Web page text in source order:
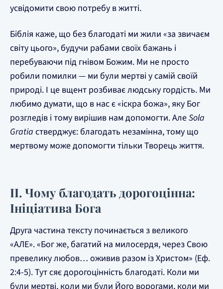
усвідомити свою потребу в житті.
Біблія каже, що без благодаті ми жили «за звичаєм
світу цього», будучи рабами своїх бажань і
перебуваючи під гнівом Божим. Ми не просто
робили помилки — ми були мертві у самій своїй
природі. І це вщент розбиває людську гордість. Ми
любимо думати, що в нас є «іскра божа», яку Бог
розгледів і тому вирішив нам допомогти. АлеSola
Gratia стверджує: благодать незамінна, тому що
мертвому може допомогти тільки Творець життя.
II. Чому благодать дорогоцінна:
Ініціатива Бога
Друга частина тексту починається з великого
«АЛЕ». «Бог же, багатий на милосердя, через Свою
превелику любов… оживив разом із Христом» (Еф.
2:4-5). Тут сяє дорогоцінність благодаті. Коли ми
були мертві, коли ми були Його ворогами, коли ми